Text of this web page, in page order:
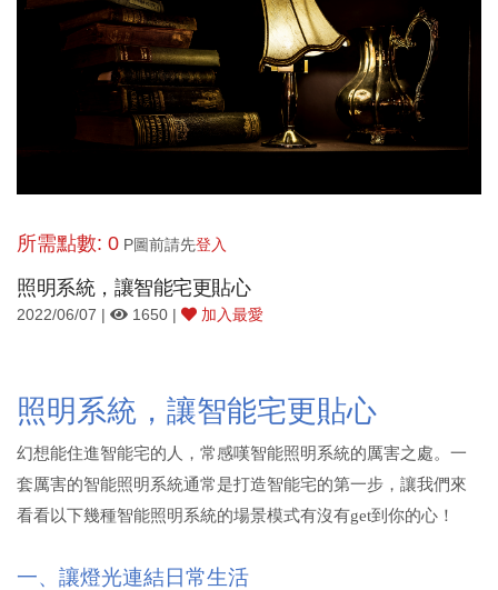
所需點數: 0 P圖前請先登入
照明系統，讓智能宅更貼心
2022/06/07 | 1650 | 加入最愛
照明系統，讓智能宅更貼心
幻想能住進智能宅的人，常感嘆智能照明系統的厲害之處。一
套厲害的智能照明系統通常是打造智能宅的第一步，讓我們來
看看以下幾種智能照明系統的場景模式有沒有get到你的心！
一、 讓燈光連結日常生活